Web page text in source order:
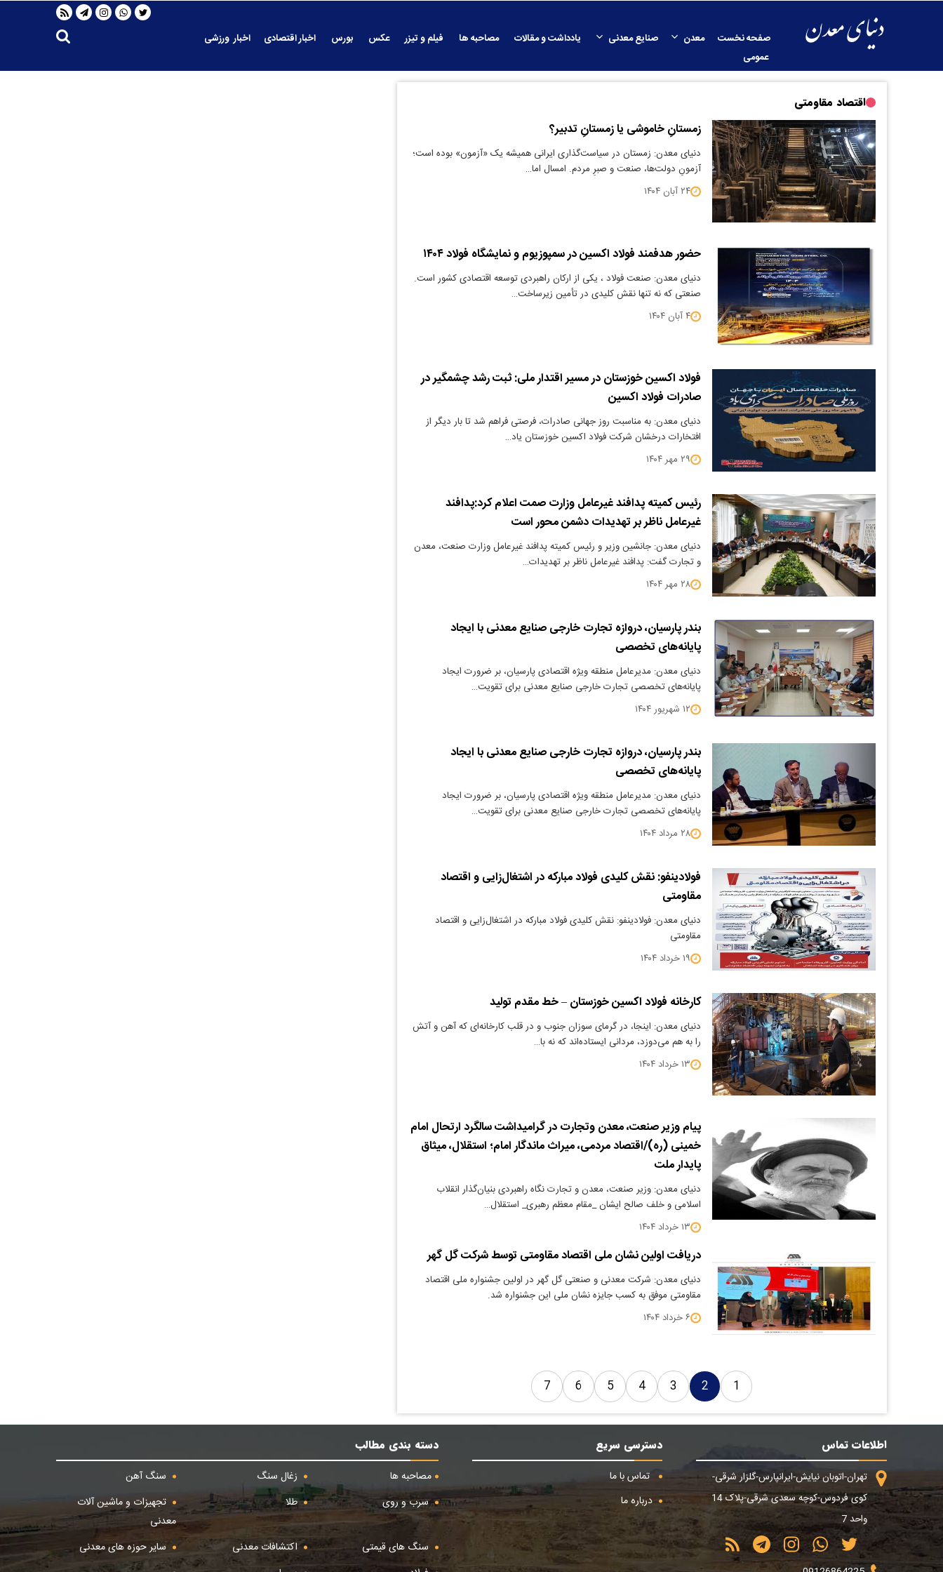
صفحه نخست معدن صنایع معدنی یادداشت و مقالات مصاحبه ها فیلم و تیزر عکس بورس اخبار اقتصادی
اخبار ورزشی
عمومی
اقتصاد مقاومتی
زمستانِ خاموشی یا زمستانِ تدبیر؟
دنیای معدن: زمستان در سیاست‌گذاری ایرانی همیشه یک «آزمون» بوده است؛
آزمونِ دولت‌ها، صنعت و صبرِ مردم. امسال اما…
۲۴ آبان ۱۴۰۴
حضور هدفمند فولاد اکسین در سمپوزیوم و نمایشگاه فولاد ۱۴۰۴
دنیای معدن: صنعت فولاد ، یکی از ارکان راهبردی توسعه اقتصادی کشور است.
صنعتی که نه‌ تنها نقش کلیدی در تأمین زیرساخت‌…
۴ آبان ۱۴۰۴
فولاد اکسین خوزستان در مسیر اقتدار ملی: ثبت رشد چشمگیر در
صادرات فولاد اکسین
دنیای معدن: به مناسبت روز جهانی صادرات، فرصتی فراهم شد تا بار دیگر از
افتخارات درخشان شرکت فولاد اکسین خوزستان یاد…
۲۹ مهر ۱۴۰۴
رئیس کمیته پدافند غیرعامل وزارت صمت اعلام کرد:پدافند
غیرعامل ناظر بر تهدیدات دشمن محور است
دنیای معدن: جانشین وزیر و رئیس کمیته پدافند غیرعامل وزارت صنعت، معدن
و تجارت گفت: پدافند غیرعامل ناظر بر تهدیدات…
۲۸ مهر ۱۴۰۴
بندر پارسیان، دروازه تجارت خارجی صنایع معدنی با ایجاد
پایانه‌های تخصصی
دنیای معدن: مدیرعامل منطقه ویژه اقتصادی پارسیان، بر ضرورت ایجاد
پایانه‌های تخصصی تجارت خارجی صنایع معدنی برای تقویت…
۱۲ شهریور ۱۴۰۴
بندر پارسیان، دروازه تجارت خارجی صنایع معدنی با ایجاد
پایانه‌های تخصصی
دنیای معدن: مدیرعامل منطقه ویژه اقتصادی پارسیان، بر ضرورت ایجاد
پایانه‌های تخصصی تجارت خارجی صنایع معدنی برای تقویت…
۲۸ مرداد ۱۴۰۴
فولادینفو: نقش کلیدی فولاد مبارکه در اشتغال‌زایی و اقتصاد
مقاومتی
دنیای معدن: فولادینفو: نقش کلیدی فولاد مبارکه در اشتغال‌زایی و اقتصاد
مقاومتی
۱۹ خرداد ۱۴۰۴
کارخانه فولاد اکسین خوزستان – خط مقدم تولید
دنیای معدن: اینجا، در گرمای سوزان جنوب و در قلب کارخانه‌ای که آهن و آتش
را به هم می‌دوزد، مردانی ایستاده‌اند که نه با…
۱۳ خرداد ۱۴۰۴
پیام وزیر صنعت، معدن و‌تجارت در گرامیداشت سالگرد ارتحال امام
خمینی (ره)/اقتصاد مردمی، میراث ماندگار امام؛ استقلال، میثاق
پایدار ملت
دنیای معدن: وزیر صنعت، معدن و تجارت نگاه راهبردی بنیان‌گذار انقلاب
اسلامی و خلف صالح ایشان _مقام معظم رهبری_ استقلال…
۱۳ خرداد ۱۴۰۴
دریافت اولین نشان ملی اقتصاد مقاومتی توسط شرکت گل گهر
دنیای معدن: شرکت معدنی و صنعتی گل گهر در اولین جشنواره ملی اقتصاد
مقاومتی موفق به کسب جایزه نشان ملی این جشنواره شد.
۶ خرداد ۱۴۰۴
1
2
3
4
5
6
7
اطلاعات تماس
تهران-اتوبان نیایش-ایرانپارس-گلزار شرقی-
کوی فردوس-کوچه سعدی شرقی-پلاک 14
واحد 7
دسترسی سریع
تماس با ما
درباره ما
دسته بندی مطالب
مصاحبه ها
زغال سنگ
سنگ آهن
سرب و روی
طلا
تجهیزات و ماشین آلات
معدنی
سنگ های قیمتی
اکتشافات معدنی
سایر حوزه های معدنی